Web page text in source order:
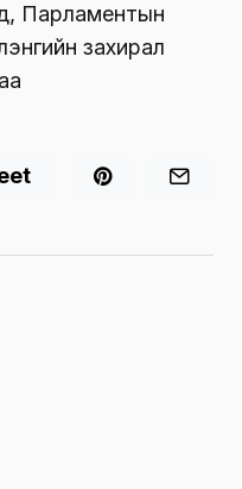
Парламентын
захирал